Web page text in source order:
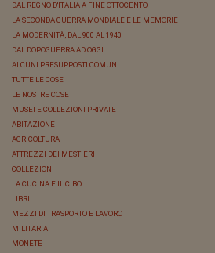
DAL REGNO D'ITALIA A FINE OTTOCENTO
LA SECONDA GUERRA MONDIALE E LE MEMORIE
LA MODERNITÀ, DAL 900 AL 1940
DAL DOPOGUERRA AD OGGI
ALCUNI PRESUPPOSTI COMUNI
TUTTE LE COSE
LE NOSTRE COSE
MUSEI E COLLEZIONI PRIVATE
ABITAZIONE
AGRICOLTURA
ATTREZZI DEI MESTIERI
COLLEZIONI
LA CUCINA E IL CIBO
LIBRI
MEZZI DI TRASPORTO E LAVORO
MILITARIA
MONETE